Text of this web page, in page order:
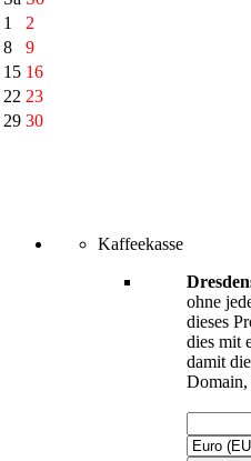
1
2
8
9
15 16
22 23
29 30
Kaffeekasse
ohne
dieses
dies mit
damit
Domain,